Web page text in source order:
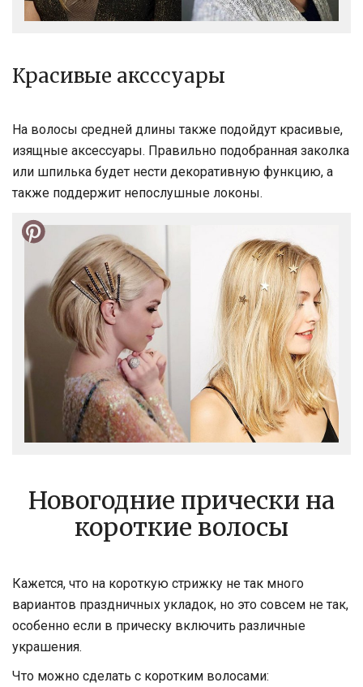
Красивые аксссуары
На волосы средней длины также подойдут красивые,
изящные аксессуары. Правильно подобранная заколка
или шпилька будет нести декоративную функцию, а
также поддержит непослушные локоны.
Новогодние прически на
короткие волосы
Кажется, что на короткую стрижку не так много
вариантов праздничных укладок, но это совсем не так,
особенно если в прическу включить различные
украшения.
Что можно сделать с коротким волосами: